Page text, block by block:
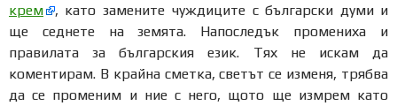
крем
, като замените чуждиците с български думи и
ще седнете на земята. Напоследък промениха и
правилата за българския език. Тях не искам да
коментирам. В крайна сметка, светът се изменя, трябва
да се променим и ние с него, щото ще измрем като